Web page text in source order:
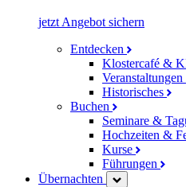
jetzt Angebot sichern
Entdecken
Klostercafé &
Veranstaltungen
Historisches
Buchen
Seminare &
Hochzeiten &
Kurse
Führungen
Übernachten